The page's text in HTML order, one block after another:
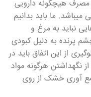
مصرف هیچگونه دارویی
ما باید بدانیم
نباید به مرغ و
پرنده به دلیل کبودی
از این اتفاق باید در
نگهداشتن هرگونه مواد
آوری خشک از روی